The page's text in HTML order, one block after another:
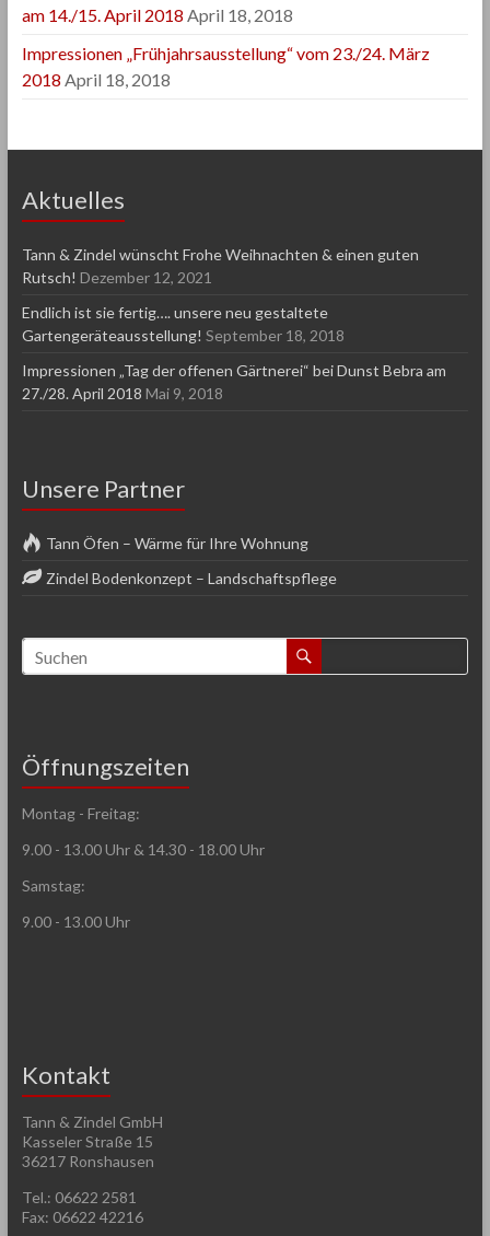
am 14./15. April 2018 April 18, 2018
Impressionen „Frühjahrsausstellung“ vom 23./24. März
2018 April 18, 2018
Aktuelles
Tann & Zindel wünscht Frohe Weihnachten & einen guten
Rutsch! Dezember 12, 2021
Endlich ist sie fertig…. unsere neu gestaltete
Gartengeräteausstellung! September 18, 2018
Impressionen „Tag der offenen Gärtnerei“ bei Dunst Bebra am
27./28. April 2018 Mai 9, 2018
Unsere Partner
Tann Öfen – Wärme für Ihre Wohnung
Zindel Bodenkonzept – Landschaftspflege
Öffnungszeiten
Montag - Freitag:
9.00 - 13.00 Uhr & 14.30 - 18.00 Uhr
Samstag:
9.00 - 13.00 Uhr
Kontakt
Tann & Zindel GmbH
Kasseler Straße 15
36217 Ronshausen
Tel.: 06622 2581
Fax: 06622 42216